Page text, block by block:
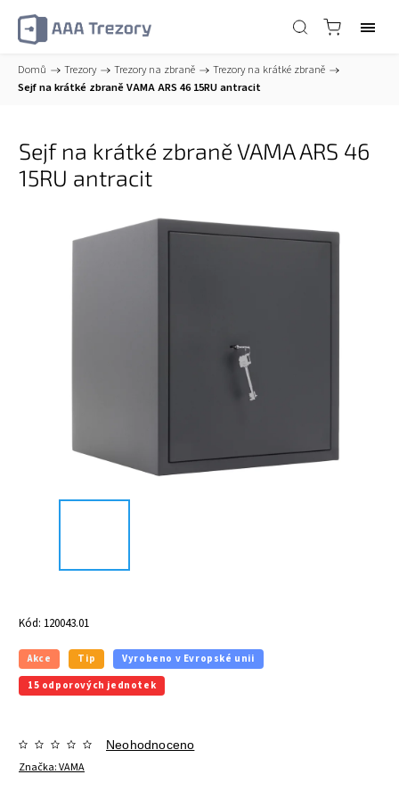
Domů / Trezory / Trezory na zbraně / Trezory na krátké zbraně /
Sejf na krátké zbraně VAMA ARS 46 15RU antracit
Sejf na krátké zbraně VAMA ARS 46
15RU antracit
Kód: 120043.01
Akce Tip
Vyrobeno v Evropské unii
15 odporových jednotek
Značka:VAMA
Neohodnoceno